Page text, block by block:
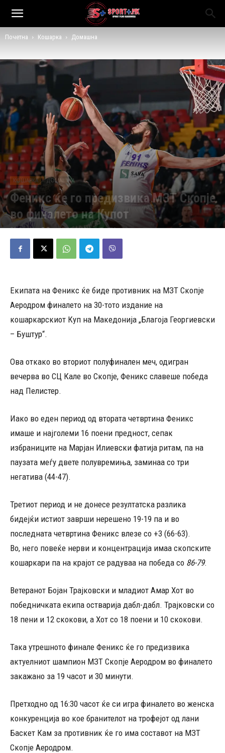
Почетна Кошарка Домашна
КОШАРКА ДОМАШНА
Феникс ќе го предизвика МЗТ Скопје
во финалето на Купот
Објавено од Д.Т. - 17/02/2023 530
Екипата на Феникс ќе биде противник на МЗТ Скопје
Аеродром финалето на 30-тото издание на
кошаркарскиот Куп на Македонија „Благоја Георгиевски
– Буштур“.
Ова откако во вториот полуфинален меч, одигран
вечерва во СЦ Кале во Скопје, Феникс славеше победа
над Пелистер.
Иако во еден период од втората четвртина Феникс
имаше и најголеми 16 поени предност, сепак
избраниците на Марјан Илиевски фатија ритам, па на
паузата меѓу двете полувремиња, заминаа со три
негатива (44-47).
Третиот период и не донесе резултатска разлика
бидејќи истиот заврши нерешено 19-19 па и во
последната четвртина Феникс влезе со +3 (66-63).
Во, него повеќе нерви и концентрација имаа скопските
кошаркари па на крајот се радуваа на победа со 86-79.
Ветеранот Бојан Трајковски и младиот Амар Хот во
победничката екипа остварија дабл-дабл. Трајковски со
18 пени и 12 скокови, а Хот со 18 поени и 10 скокови.
Така утрешното финале Феникс ќе го предизвика
актуелниот шампион МЗТ Скопје Аеродром во финалето
закажано за 19 часот и 30 минути.
Претходно од 16:30 часот ќе си игра финалето во женска
конкуренција во кое бранителот на трофејот од лани
Баскет Кам за противник ќе го има составот на МЗТ
Скопје Аеродром.